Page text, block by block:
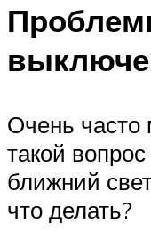
Очень часто
такой
ближний
что делать?